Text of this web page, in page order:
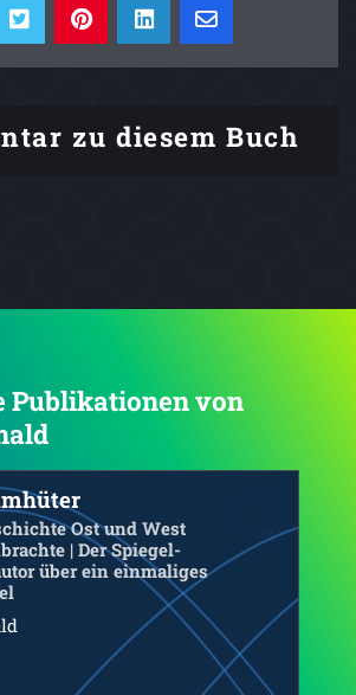
zu diesem Buch
Publikationen von